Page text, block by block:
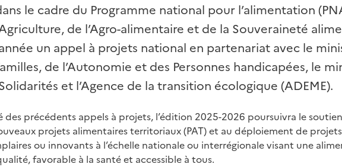
le cadre du Programme national pour l’alimentation
de l’Agro-alimentaire et de la Souveraineté
un appel à projets national en partenariat avec le
de l’Autonomie et des Personnes handicapées, le
et l’Agence de la transition écologique (ADEME).
des précédents appels à projets, l’édition 2025-2026 poursuivra le
projets alimentaires territoriaux (PAT) et au déploiement de projets
ou innovants à l’échelle nationale ou interrégionale visant une
favorable à la santé et accessible à tous.